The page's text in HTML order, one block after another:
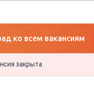
ко всем вакансиям
закрыта